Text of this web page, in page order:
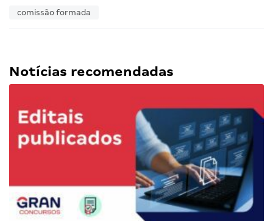
comissão formada
Notícias recomendadas